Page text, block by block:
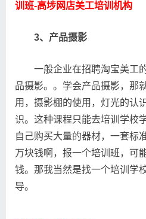
训班-高埗网店美工培训机构
3、产品摄影
一般企业在招聘淘宝美工
品摄影。。学会产品摄影，那
用，摄影棚的使用，灯光的认
识。这种课程只能去培训学校
自己购买大量的器材，一套标
万块钱啊，报一个培训班，可
钱。那我当然是找一个培训学
导。